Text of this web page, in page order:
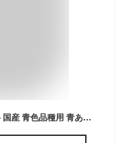
青アジサイの肥料 500g アジサイ 紫陽花 肥料 国産 青色品種用 青あじさい専用 元肥 追肥 鉢植え 花壇 庭 ガーデニング JOYアグリス